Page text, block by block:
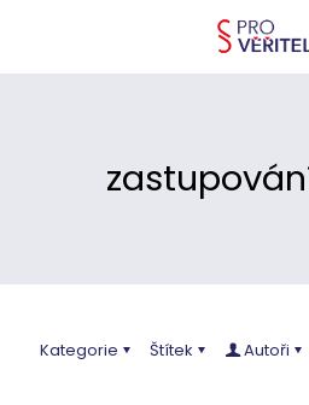
Kategorie Štítek Autoři